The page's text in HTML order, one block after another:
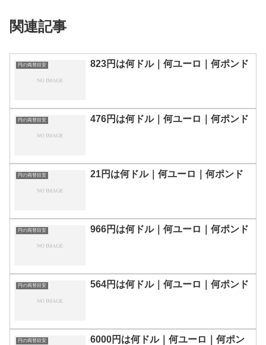
関連記事
円の両替目安 823円は何ドル｜何ユーロ｜何ポンド
円の両替目安 476円は何ドル｜何ユーロ｜何ポンド
円の両替目安 21円は何ドル｜何ユーロ｜何ポンド
円の両替目安 966円は何ドル｜何ユーロ｜何ポンド
円の両替目安 564円は何ドル｜何ユーロ｜何ポンド
円の両替目安
6000円は何ドル｜何ユーロ｜何ポン